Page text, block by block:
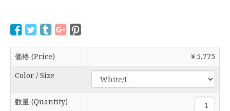
価格 (Price)
￥5,775
Color / Size
数量 (Quantity)